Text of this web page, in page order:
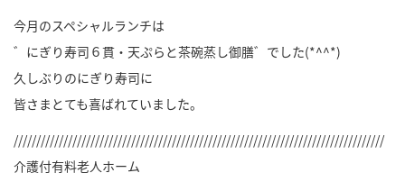
今月のスペシャルランチは
゛にぎり寿司６貫・天ぷらと茶碗蒸し御膳゛でした(*^^*)
久しぶりのにぎり寿司に
皆さまとても喜ばれていました。
//////////////////////////////////////////////////////////////////////////////////
介護付有料老人ホーム